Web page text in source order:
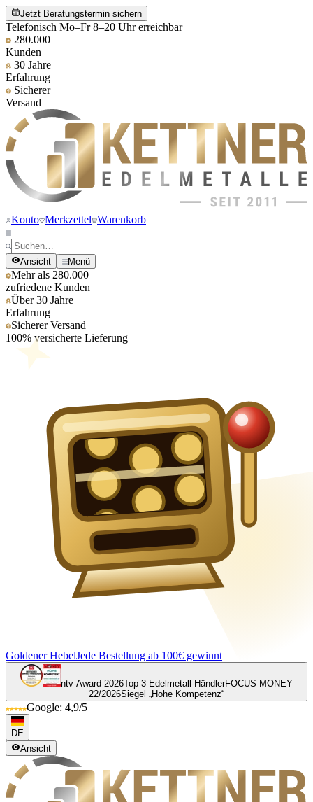
Jetzt Beratungstermin sichern
Telefonisch Mo–Fr 8–20 Uhr erreichbar
280.000
Kunden
30 Jahre
Erfahrung
Sicherer
Versand
Konto Merkzettel Warenkorb
Ansicht Menü
Mehr als 280.000
zufriedene Kunden
Über 30 Jahre
Erfahrung
Sicherer Versand
100% versicherte Lieferung
Goldener HebelJede Bestellung ab 100€ gewinnt
ntv-Award 2026Top 3 Edelmetall-HändlerFOCUS MONEY
22/2026Siegel „Hohe Kompetenz“
Google: 4,9/5
DE
Ansicht